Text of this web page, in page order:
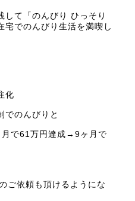
して「のんびり ひっそり
宅でのんびり生活を満喫し
化
でのんびりと
で61万円達成→9ヶ月で
ご依頼も頂けるようにな